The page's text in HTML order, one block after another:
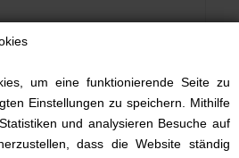
um eine funktionierende Seite zu
Einstellungen zu speichern. Mithilfe
und analysieren Besuche auf
dass die Website ständig
Leuchtschnuller, Rund Latex, Ab 6